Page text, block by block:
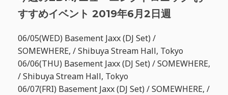
すすめイベント 2019年6月2日週
06/05(WED) Basement Jaxx (DJ Set) /
SOMEWHERE, / Shibuya Stream Hall, Tokyo
06/06(THU) Basement Jaxx (DJ Set) / SOMEWHERE,
/ Shibuya Stream Hall, Tokyo
06/07(FRI) Basement Jaxx (DJ Set) / SOMEWHERE, /